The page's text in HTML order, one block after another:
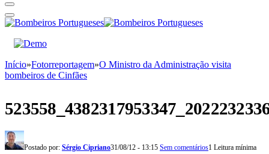
Início»Fotorreportagem»O Ministro da Administração visita
bombeiros de Cinfães
Postado por: Sérgio Cipriano31/08/12 - 13:15 Sem comentários1 Leitura mínima